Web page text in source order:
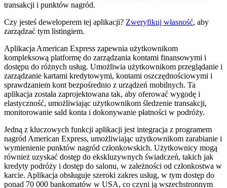
transakcji i punktów nagród.
Czy jesteś deweloperem tej aplikacji? Zweryfikuj własność, aby
zarządzać tym listingiem.
Aplikacja American Express zapewnia użytkownikom
kompleksową platformę do zarządzania kontami finansowymi i
dostępu do różnych usług. Umożliwia użytkownikom przeglądanie i
zarządzanie kartami kredytowymi, kontami oszczędnościowymi i
sprawdzaniem kont bezpośrednio z urządzeń mobilnych. Ta
aplikacja została zaprojektowana tak, aby oferować wygodę i
elastyczność, umożliwiając użytkownikom śledzenie transakcji,
monitorowanie sald konta i dokonywanie płatności w podróży.
Jedną z kluczowych funkcji aplikacji jest integracja z programem
nagród American Express, umożliwiając użytkownikom zarabianie i
wymienienie punktów nagród członkowskich. Użytkownicy mogą
również uzyskać dostęp do ekskluzywnych świadczeń, takich jak
kredyty podróży i dostęp do salonu, w zależności od członkostwa w
karcie. Aplikacja obsługuje szeroki zakres usług, w tym dostęp do
ponad 70 000 bankomatów w USA, co czyni ją wszechstronnym